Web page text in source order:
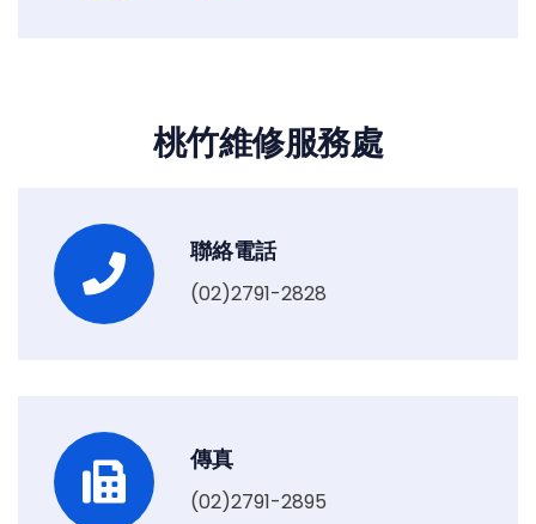
桃竹維修服務處
聯絡電話
(02)2791-2828
傳真
(02)2791-2895